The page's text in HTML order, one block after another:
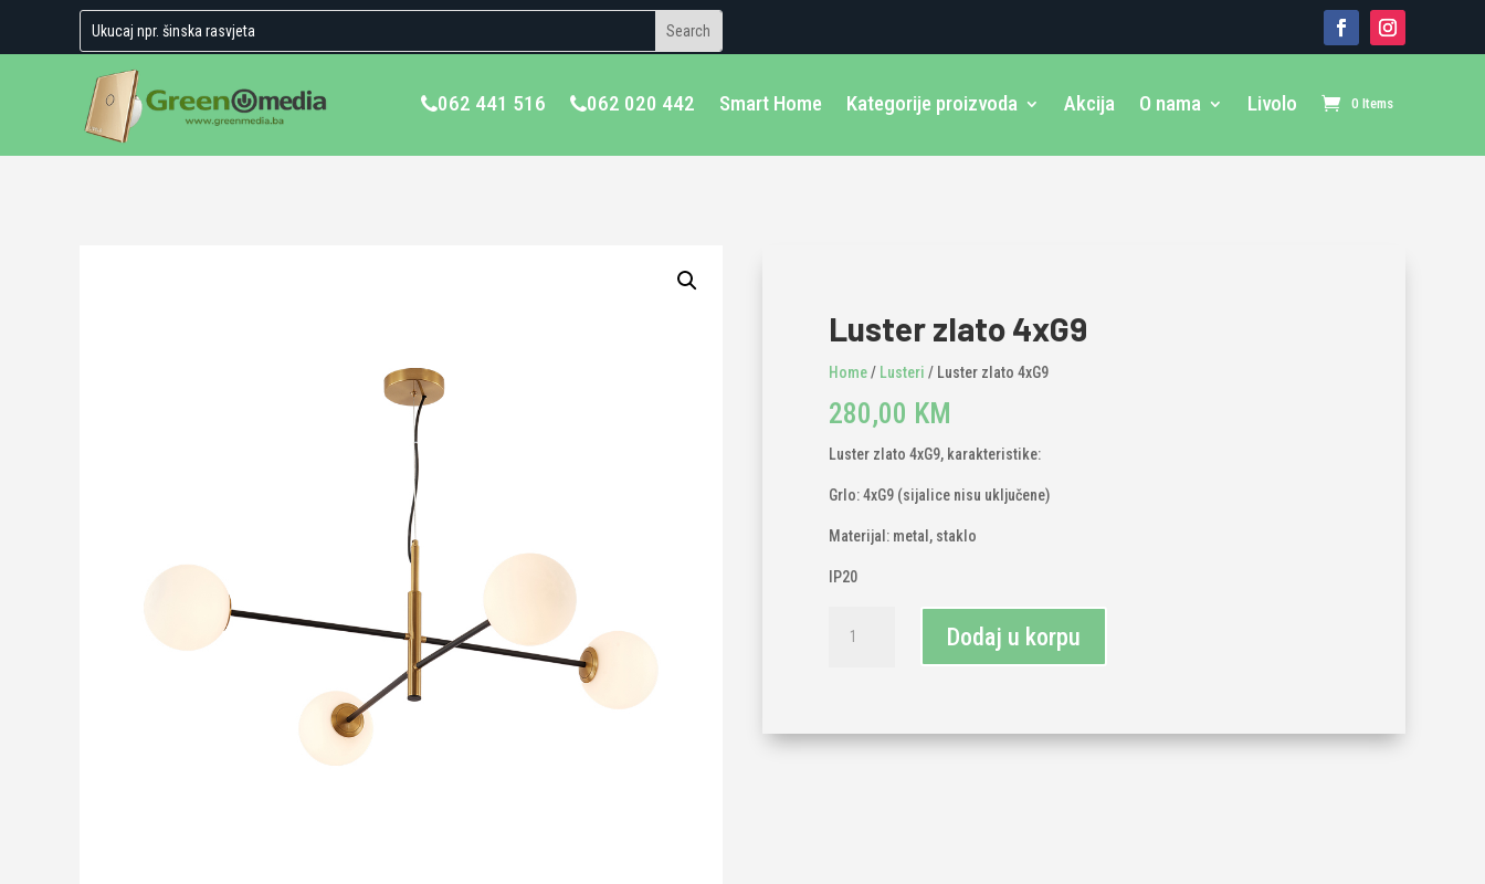
062 441 516 062 020 442 Smart Home Kategorije proizvoda Akcija O nama Livolo 0 Items
Luster zlato 4xG9
Home/ Lusteri / Luster zlato 4xG9
280,00 KM
Luster zlato 4xG9, karakteristike:
Grlo: 4xG9 (sijalice nisu uključene)
Materijal: metal, staklo
IP20
zlato
Dodaj u korpu